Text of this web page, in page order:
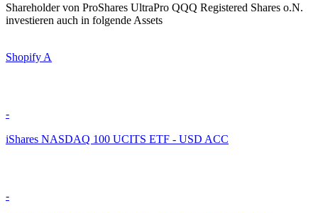
Shareholder von ProShares UltraPro QQQ Registered Shares o.N.
investieren auch in folgende Assets
Shopify A
-
iShares NASDAQ 100 UCITS ETF - USD ACC
-